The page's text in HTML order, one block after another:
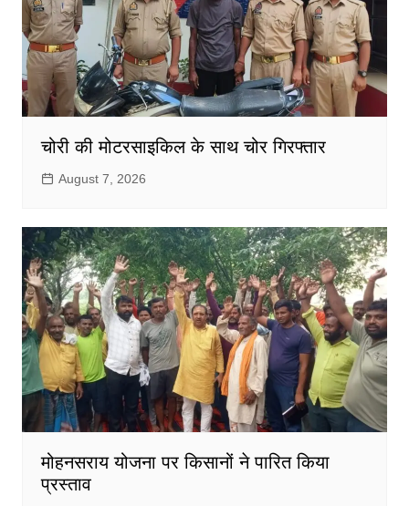
चोरी की मोटरसाइकिल के साथ चोर गिरफ्तार
August 7, 2026
मोहनसराय योजना पर किसानों ने पारित किया
प्रस्ताव